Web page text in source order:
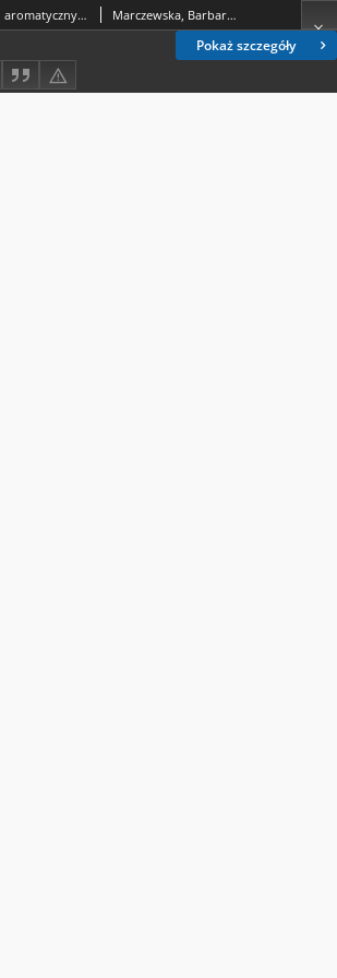
Pokaż szczegóły
Wpływ wybranych amin aromatycznych na elektroredukcję jonów Zn2+ w aspekcie efektu cap-pair Marczewska, Barbara.; Saba, Jadwiga (1947- ).; Dalmata, Grażyna.; Sykut, Kazimierz (1923-2019).